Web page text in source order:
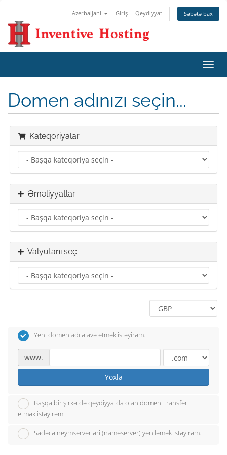
Azerbaijani Giriş Qeydiyyat Səbətə bax
keçid
Domen adınızı seçin...
Kateqoriyalar
Əməliyyatlar
Valyutanı seç
Yeni domen adı əlavə etmək istəyirəm.
www.
Yoxla
Başqa bir şirkətdə qeydiyyatda olan domeni transfer
etmək istəyirəm.
Sadəcə neymserverləri (nameserver) yeniləmək istəyirəm.